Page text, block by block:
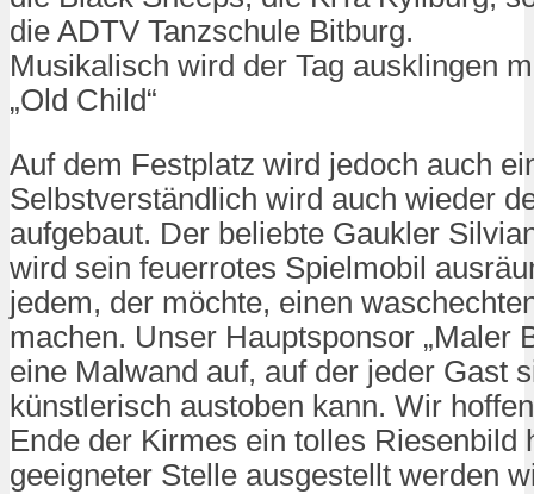
die ADTV Tanzschule Bitburg.
Musikalisch wird der Tag ausklingen
„Old Child“
Auf dem Festplatz wird jedoch auch
Selbstverständlich wird auch wieder
aufgebaut. Der beliebte Gaukler
wird sein feuerrotes Spielmobil
jedem, der möchte, einen
machen. Unser Hauptsponsor „Maler
eine Malwand auf, auf der jeder Gast
künstlerisch austoben kann. Wir
Ende der Kirmes ein tolles Riesenbild
geeigneter Stelle ausgestellt werden